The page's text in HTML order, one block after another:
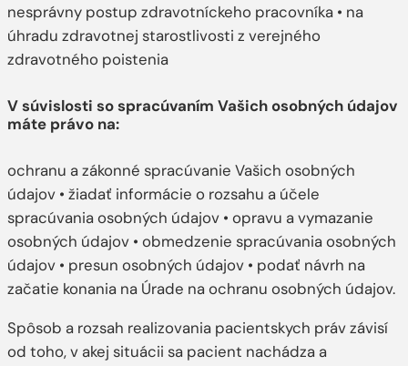
nesprávny postup zdravotníckeho pracovníka • na
úhradu zdravotnej starostlivosti z verejného
zdravotného poistenia
V súvislosti so spracúvaním Vašich osobných údajov
máte právo na:
ochranu a zákonné spracúvanie Vašich osobných
údajov • žiadať informácie o rozsahu a účele
spracúvania osobných údajov • opravu a vymazanie
osobných údajov • obmedzenie spracúvania osobných
údajov • presun osobných údajov • podať návrh na
začatie konania na Úrade na ochranu osobných údajov.
Spôsob a rozsah realizovania pacientskych práv závisí
od toho, v akej situácii sa pacient nachádza a